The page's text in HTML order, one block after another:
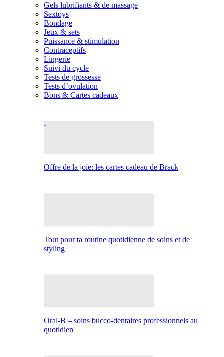
Gels lubrifiants & de massage
Sextoys
Bondage
Jeux & sets
Puissance & stimulation
Contraceptifs
Lingerie
Suivi du cycle
Tests de grossesse
Tests d’ovulation
Bons & Cartes cadeaux
Offre de la joie: les cartes cadeau de Brack
Tout pour ta routine quotidienne de soins et de
styling
Oral-B – soins bucco-dentaires professionnels au
quotidien